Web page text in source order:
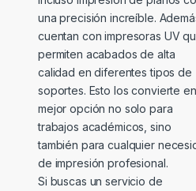
una precisión increíble.
cuentan con impresoras UV
permiten acabados de alta
calidad en diferentes tipos de
soportes. Esto los convierte
mejor opción no solo para
trabajos académicos, sino
también para cualquier
de impresión profesional.
Si buscas un servicio de